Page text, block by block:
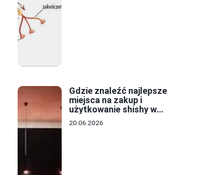
Gdzie znaleźć najlepsze
miejsca na zakup i
użytkowanie shishy w
Krakowie?
20.06.2026